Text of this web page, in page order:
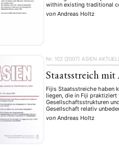
within existing traditional
von Andreas Holtz
Nr. 102 (2007) ASIEN AKTUELL
Staatsstreich
Fijis Staatsstreiche haben
liegen, die in Fiji
Gesellschaftsstrukturen
Gesellschaft relativ
von Andreas Holtz